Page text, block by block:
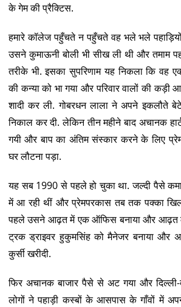
के गेम की प्रैक्टिस.
हमारे कॉलेज पहुँचते न पहुँचते वह भले भले
उसने कुमाऊनी बोली भी सीख ली थी और तमाम
तरीके भी. इसका सुपरिणाम यह निकला कि वह एक
की कन्या को भा गया और परिवार वालों की कड़ी
शादी कर ली. गोबरधन लाला ने अपने इकलौते
निकाल कर दी. लेकिन तीन महीने बाद अचानक
गयी और बाप का अंतिम संस्कार करने के लिए
घर लौटना पड़ा.
यह सब 1990 से पहले हो चुका था. जल्दी पैसे
में आ रही थीं और प्रेमपरकास तब तक पक्का
पहले उसने आढ़त में एक ऑफिस बनाया और आढ़त
ट्रक ड्राइवर हुकुमसिंह को मैनेजर बनाया और
कुर्सी खरीदी.
फिर अचानक बाजार पैसे से अट गया और
लोगों ने पहाड़ी कस्बों के आसपास के गाँवों में